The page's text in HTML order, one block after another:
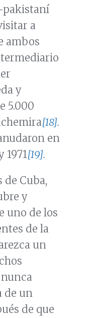
a
ambos
y
5.000
[18].
en
[19].
de Cuba,
y
uno de los
de la
un
de un
de que